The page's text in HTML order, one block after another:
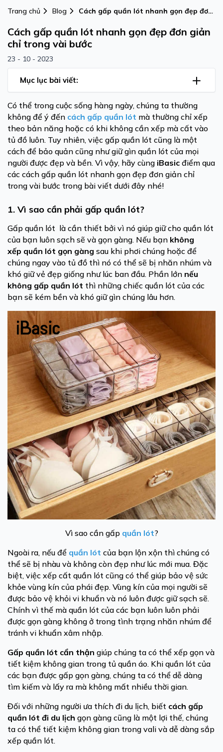
Trang chủ Blog
Cách gấp quần lót nhanh gọn đẹp đơn
Cách gấp quần lót nhanh gọn đẹp đơn giản
chỉ trong vài bước
23 - 10 - 2023
Mục lục bài viết:
Có thể trong cuộc sống hàng ngày, chúng ta thường
không để ý đến cách gấp quần lót mà thường chỉ xếp
theo bản năng hoặc có khi không cần xếp mà cất vào
tủ đồ luôn. Tuy nhiên, việc gấp quần lót cũng là một
cách để bảo quản cũng như giữ gìn quần lót của mọi
người được đẹp và bền. Vì vậy, hãy cùng iBasic điểm qua
các cách gấp quần lót nhanh gọn đẹp đơn giản chỉ
trong vài bước trong bài viết dưới đây nhé!
1. Vì sao cần phải gấp quần lót?
Gấp quần lót là cần thiết bởi vì nó giúp giữ cho quần lót
của bạn luôn sạch sẽ và gọn gàng. Nếu bạn không
xếp quần lót gọn gàng sau khi phơi chúng hoặc để
chúng ngay vào tủ đồ thì nó có thể sẽ bị nhăn nhúm và
khó giữ vẻ đẹp giống như lúc ban đầu. Phần lớn nếu
không gấp quần lót thì những chiếc quần lót của các
bạn sẽ kém bền và khó giữ gìn chúng lâu hơn.
Vì sao cần gấp quần lót?
Ngoài ra, nếu để quần lót của bạn lộn xộn thì chúng có
thể sẽ bị nhàu và không còn đẹp như lúc mới mua. Đặc
biệt, việc xếp cất quần lót cũng có thể giúp bảo vệ sức
khỏe vùng kín của phái đẹp. Vùng kín của mọi người sẽ
được bảo vệ khỏi vi khuẩn và nó luôn được giữ sạch sẽ.
Chính vì thế mà quần lót của các bạn luôn luôn phải
được gọn gàng không ở trong tình trạng nhăn nhúm để
tránh vi khuẩn xâm nhập.
Gấp quần lót cẩn thận giúp chúng ta có thể xếp gọn và
tiết kiệm không gian trong tủ quần áo. Khi quần lót của
các bạn được gấp gọn gàng, chúng ta có thể dễ dàng
tìm kiếm và lấy ra mà không mất nhiều thời gian.
Đối với những người ưa thích đi du lịch, biết cách gấp
quần lót đi du lịch gọn gàng cũng là một lợi thế, chúng
ta có thể tiết kiệm không gian trong vali và dễ dàng sắp
xếp quần lót.